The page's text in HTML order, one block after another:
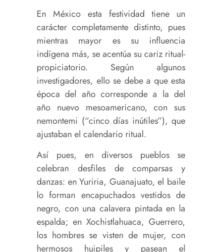
En México esta festividad tiene un
carácter completamente distinto, pues
mientras mayor es su influencia
indígena más, se acentúa su cariz ritual-
propiciatorio. Según algunos
investigadores, ello se debe a que esta
época del año corresponde a la del
año nuevo mesoamericano, con sus
nemontemi (“cinco días inútiles”), que
ajustaban el calendario ritual.
Así pues, en diversos pueblos se
celebran desfiles de comparsas y
danzas: en Yuriria, Guanajuato, el baile
lo forman encapuchados vestidos de
negro, con una calavera pintada en la
espalda; en Xochistlahuaca, Guerrero,
los hombres se visten de mujer, con
hermosos huipiles y pasean el